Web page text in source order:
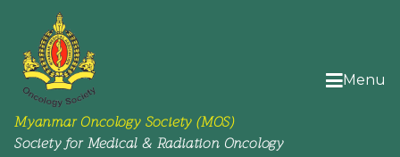
Menu
Myanmar Oncology Society (MOS)
Society for Medical & Radiation Oncology